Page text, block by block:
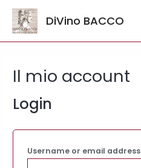
contenuto
DiVino BACCO
Il mio account
Login
Username or email address